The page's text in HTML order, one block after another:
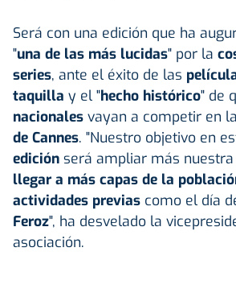
Será con una edición que ha
"una de las más lucidas" por la
series, ante el éxito de las
taquilla y el "hecho histórico" de
nacionales vayan a competir en la
de Cannes. "Nuestro objetivo en
edición será ampliar más
llegar a más capas de la
actividades previas como el día
Feroz", ha desvelado la
asociación.